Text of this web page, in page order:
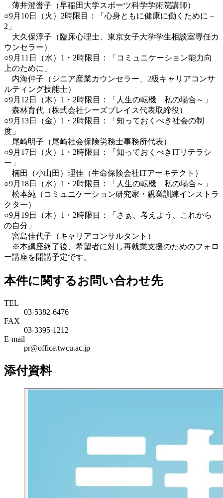
薄井澄誉子（早稲田大学スポーツ科学学術院講師）
○9月10日（火）2時限目：「心身ともに健康に働くために－
2」
大久保淳子（臨床心理士、東京女子大学学生相談室専任カ
ウンセラー）
○9月11日（水）1・2時限目：「コミュニケーション能力向
上のために」
内海仲子（シニア産業カウンセラー、2級キャリアコンサ
ルティング技能士）
○9月12日（木）1・2時限目：「人生の転機 私の場合～」
森林育代（株式会社シーズプレイス代表取締役）
○9月13日（金）1・2時限目：「知っておくべき社会の制
度」
尾崎明子（尾崎社会保険労務士事務所代表）
○9月17日（火）1・2時限目：「知っておくべきITリテラシ
ー」
楠田（小山田）理佳（生命保険会社ITアーキテクト）
○9月18日（水）1・2時限目：「人生の転機 私の場合～」
松本純（コミュニケーション研究家・親業訓練インストラ
クター）
○9月19日（木）1・2時限目：「さぁ、考えよう、これから
の自分」
宮島佳代子（キャリアコンサルタント）
※本講座終了後、希望者に対し再就業支援のためのフォロ
ー講座を開講予定です。
本件に関するお問い合わせ先
TEL
03-5382-6476
FAX
03-3395-1212
E-mail
pr@office.twcu.ac.jp
添付資料